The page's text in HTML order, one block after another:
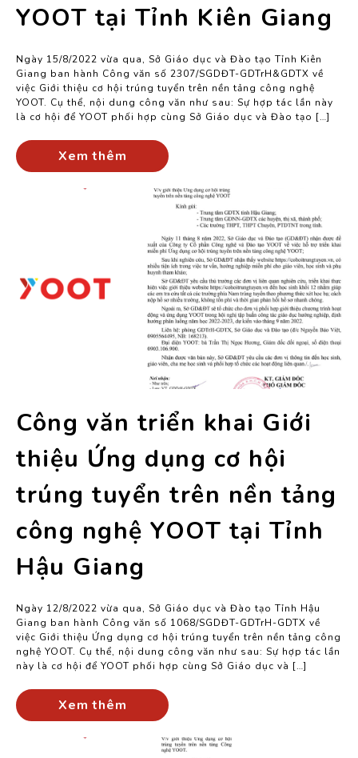
YOOT tại Tỉnh Kiên Giang
Ngày 15/8/2022 vừa qua, Sở Giáo dục và Đào tạo Tỉnh Kiên
Giang ban hành Công văn số 2307/SGDĐT-GDTrH&GDTX về
việc Giới thiệu cơ hội trúng tuyển trên nền tảng công nghệ
YOOT. Cụ thể, nội dung công văn như sau: Sự hợp tác lần này
là cơ hội để YOOT phối hợp cùng Sở Giáo dục và Đào tạo […]
Xem thêm
Công văn triển khai Giới
thiệu Ứng dụng cơ hội
trúng tuyển trên nền tảng
công nghệ YOOT tại Tỉnh
Hậu Giang
Ngày 12/8/2022 vừa qua, Sở Giáo dục và Đào tạo Tỉnh Hậu
Giang ban hành Công văn số 1068/SGDĐT-GDTrH-GDTX về
việc Giới thiệu Ứng dụng cơ hội trúng tuyển trên nền tảng công
nghệ YOOT. Cụ thể, nội dung công văn như sau: Sự hợp tác lần
này là cơ hội để YOOT phối hợp cùng Sở Giáo dục và […]
Xem thêm